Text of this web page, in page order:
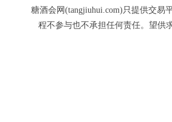
糖酒会网(tangjiuhui.com)只提供交易
程不参与也不承担任何责任。望供